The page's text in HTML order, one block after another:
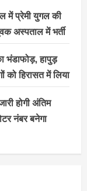
में प्रेमी युगल की
अस्पताल में भर्ती
भंडाफोड़, हापुड़
को हिरासत में लिया
होगी अंतिम
नंबर बनेगा